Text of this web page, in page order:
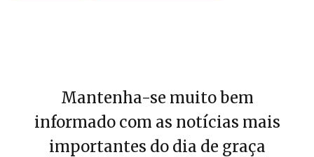
Mantenha-se muito bem
informado com as notícias mais
importantes do dia de graça